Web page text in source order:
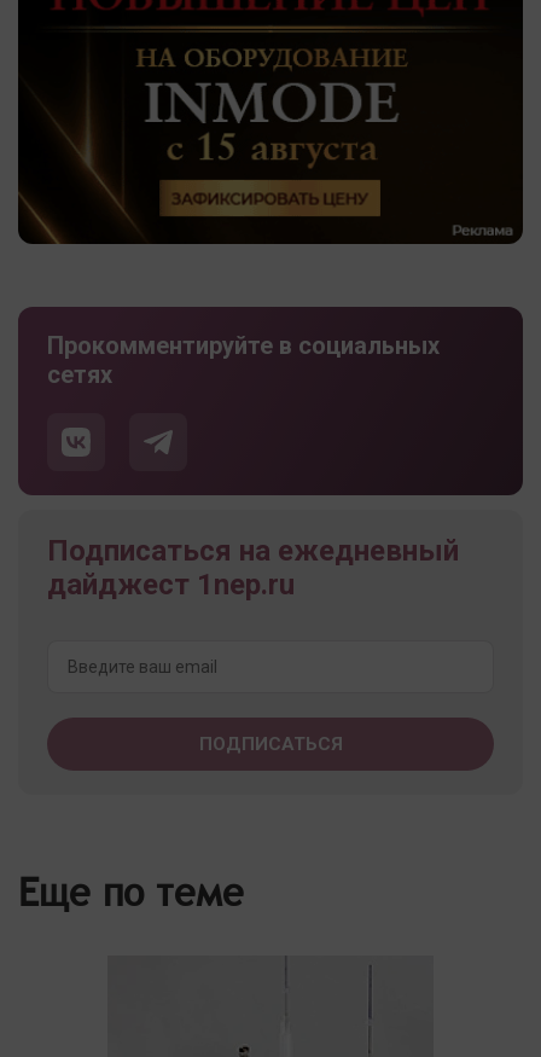
Прокомментируйте в социальных
сетях
Подписаться на ежедневный
дайджест 1nep.ru
Еще по теме